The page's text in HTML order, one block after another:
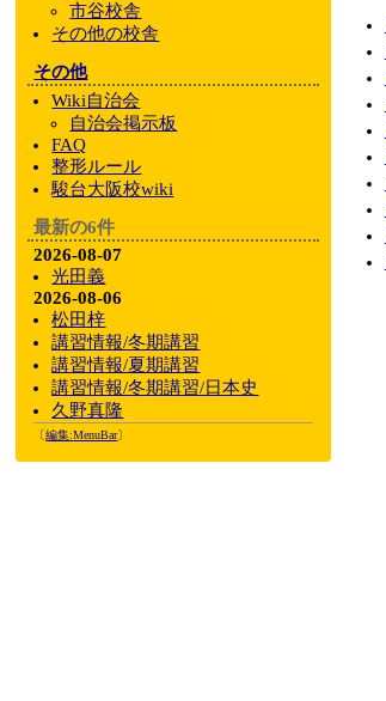
市谷校舎
その他の校舎
その他
Wiki自治会
自治会掲示板
FAQ
整形ルール
駿台大阪校wiki
最新の6件
2026-08-07
光田義
2026-08-06
松田梓
講習情報/冬期講習
講習情報/夏期講習
講習情報/冬期講習/日本史
久野真隆
〔編集:MenuBar〕